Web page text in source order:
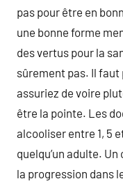
pas pour être en
une bonne forme
des vertus pour la
sûrement pas. Il faut
assuriez de voire
être la pointe. Les
alcooliser entre 1, 5
quelqu’un adulte.
la progression dans